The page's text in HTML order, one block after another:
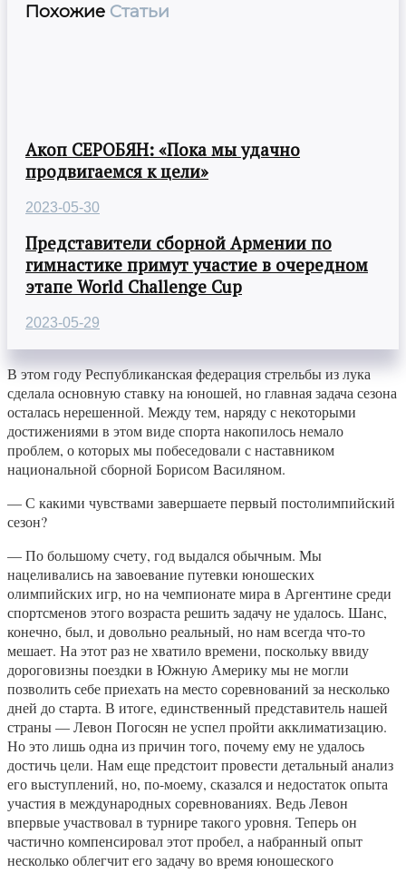
Похожие Статьи
Акоп СЕРОБЯН: «Пока мы удачно
продвигаемся к цели»
2023-05-30
Представители сборной Армении по
гимнастике примут участие в очередном
этапе World Challenge Cup
2023-05-29
В этом году Республиканская федерация стрельбы из лука
сделала основную ставку на юношей, но главная задача сезона
осталась нерешенной. Между тем, наряду с некоторыми
достижениями в этом виде спорта накопилось немало
проблем, о которых мы побеседовали с наставником
национальной сборной Борисом Василяном.
— С какими чувствами завершаете первый постолимпийский
сезон?
— По большому счету, год выдался обычным. Мы
нацеливались на завоевание путевки юношеских
олимпийских игр, но на чемпионате мира в Аргентине среди
спортсменов этого возраста решить задачу не удалось. Шанс,
конечно, был, и довольно реальный, но нам всегда что-то
мешает. На этот раз не хватило времени, поскольку ввиду
дороговизны поездки в Южную Америку мы не могли
позволить себе приехать на место соревнований за несколько
дней до старта. В итоге, единственный представитель нашей
страны — Левон Погосян не успел пройти акклиматизацию.
Но это лишь одна из причин того, почему ему не удалось
достичь цели. Нам еще предстоит провести детальный анализ
его выступлений, но, по-моему, сказался и недостаток опыта
участия в международных соревнованиях. Ведь Левон
впервые участвовал в турнире такого уровня. Теперь он
частично компенсировал этот пробел, а набранный опыт
несколько облегчит его задачу во время юношеского